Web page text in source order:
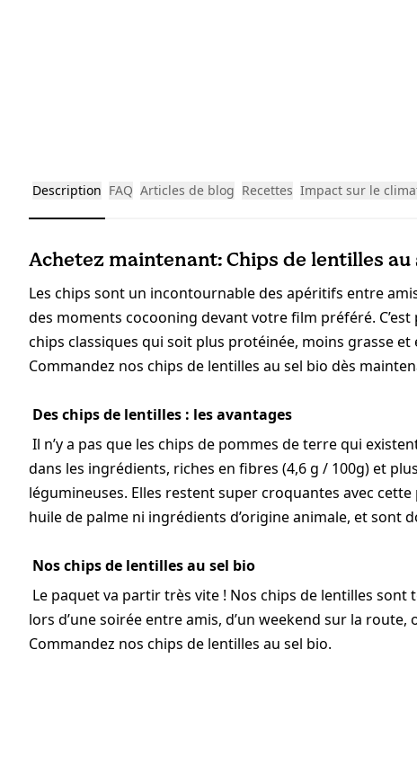
Description FAQ Articles de blog Recettes Impact sur le
Achetez maintenant: Chips de lentilles au
Les chips sont un incontournable des apéritifs entre
des moments cocooning devant votre film préféré.
chips classiques qui soit plus protéinée, moins grasse
Commandez nos chips de lentilles au sel bio dès
Des chips de lentilles : les avantages
Il n’y a pas que les chips de pommes de terre qui
dans les ingrédients, riches en fibres (4,6 g / 100g) et
légumineuses. Elles restent super croquantes avec
huile de palme ni ingrédients d’origine animale, et sont
Nos chips de lentilles au sel bio
Le paquet va partir très vite ! Nos chips de lentilles
lors d’une soirée entre amis, d’un weekend sur la
Commandez nos chips de lentilles au sel bio.